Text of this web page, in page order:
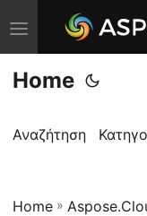
Ε
ν
α
λ
ή
Home
Αναζήτηση
Home »